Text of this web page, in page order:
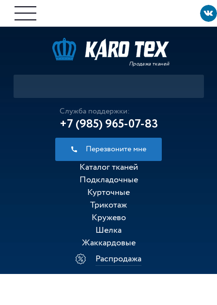
Продажа тканей
Служба поддержки:
+7 (985) 965-07-83
Перезвоните мне
Каталог тканей
Подкладочные
Курточные
Трикотаж
Кружево
Шелка
Жаккардовые
Распродажа